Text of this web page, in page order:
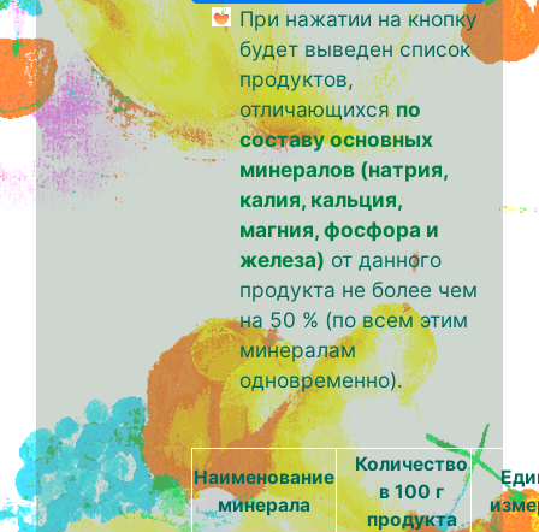
При нажатии на кнопку
будет выведен список
продуктов,
отличающихсяпо
составу основных
минералов (натрия,
калия, кальция,
магния, фосфора и
железа) от данного
продукта не более чем
на 50 % (по всем этим
минералам
одновременно).
Наименование
минерала
Количество
в 100 г
продукта